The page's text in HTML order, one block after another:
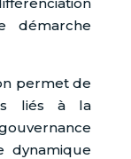
démarche
permet de
liés à la
dynamique